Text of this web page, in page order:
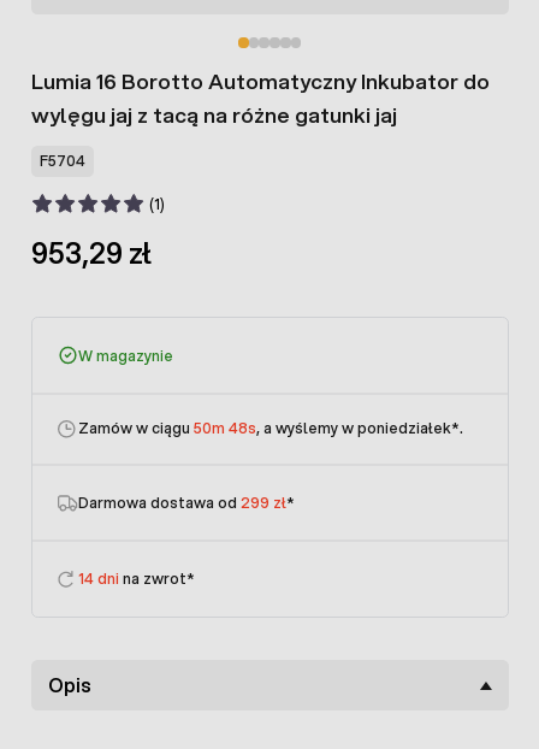
Lumia 16 Borotto Automatyczny Inkubator do
wylęgu jaj z tacą na różne gatunki jaj
F5704
(1)
953,29 zł
W magazynie
Zamów w ciągu 50m 48s, a wyślemy w poniedziałek*.
Darmowa dostawa od 299 zł*
14 dni na zwrot*
Opis